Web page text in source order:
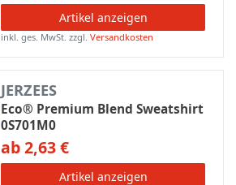
Artikel anzeigen
inkl. ges. MwSt. zzgl.Versandkosten
JERZEES
Eco® Premium Blend Sweatshirt
0S701M0
ab 2,63 €
Artikel anzeigen